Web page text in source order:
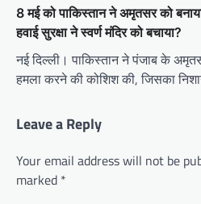
8 मई को पाकिस्तान ने अमृतसर को
हवाई सुरक्षा ने स्वर्ण मंदिर को बचाया?
नई दिल्ली। पाकिस्तान ने पंजाब के
हमला करने की कोशिश की, जिसका
Leave a Reply
Your email address will not be
marked *